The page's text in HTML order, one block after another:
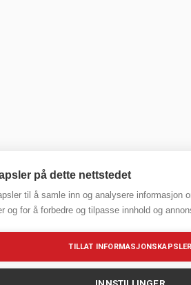
på dette nettstedet
til å samle inn og analysere informasjon
og for å forbedre og tilpasse innhold og
TILLAT